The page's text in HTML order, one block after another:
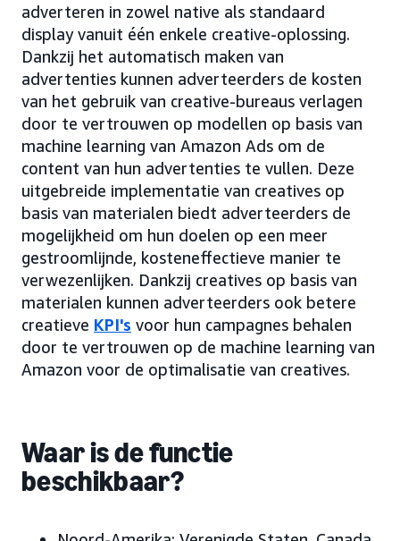
adverteren in zowel native als standaard
display vanuit één enkele creative-oplossing.
Dankzij het automatisch maken van
advertenties kunnen adverteerders de kosten
van het gebruik van creative-bureaus verlagen
door te vertrouwen op modellen op basis van
machine learning van Amazon Ads om de
content van hun advertenties te vullen. Deze
uitgebreide implementatie van creatives op
basis van materialen biedt adverteerders de
mogelijkheid om hun doelen op een meer
gestroomlijnde, kosteneffectieve manier te
verwezenlijken. Dankzij creatives op basis van
materialen kunnen adverteerders ook betere
creatieve KPI's voor hun campagnes behalen
door te vertrouwen op de machine learning van
Amazon voor de optimalisatie van creatives.
Waar is de functie
beschikbaar?